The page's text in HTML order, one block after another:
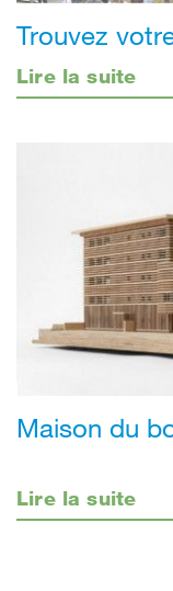
Trouvez
Lire la suite
Maison du
Lire la suite